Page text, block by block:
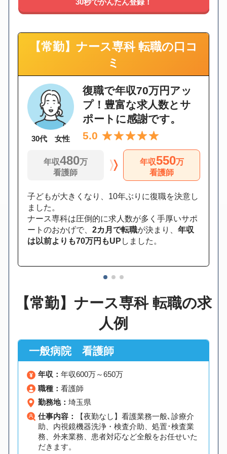
【常勤】ナース専科 転職の口コ
ミ
30代 女性
復職で年収70万円アッ
プ！豊富な求人数とサ
ポートに感謝です。
5.0
年収480万
看護師
年収550万
看護師
子どもが大きくなり、10年ぶりに復職を決意し
ました。
ナース専科は圧倒的に求人数が多く手厚いサポ
ートのおかげで、 2カ月で転職が決まり、 年収
は以前よりも70万円もUP しました。
【常勤】ナース専科 転職の求
人例
一般病院 看護師
年収： 年収600万～650万
職種： 看護師
勤務地： 埼玉県
仕事内容：
【夜勤なし】看護業務一般､診療介
助、内視鏡機器洗浄・検査介助、処置･検査業
務、外来業務、患者対応など全般をお任せいた
だきます。